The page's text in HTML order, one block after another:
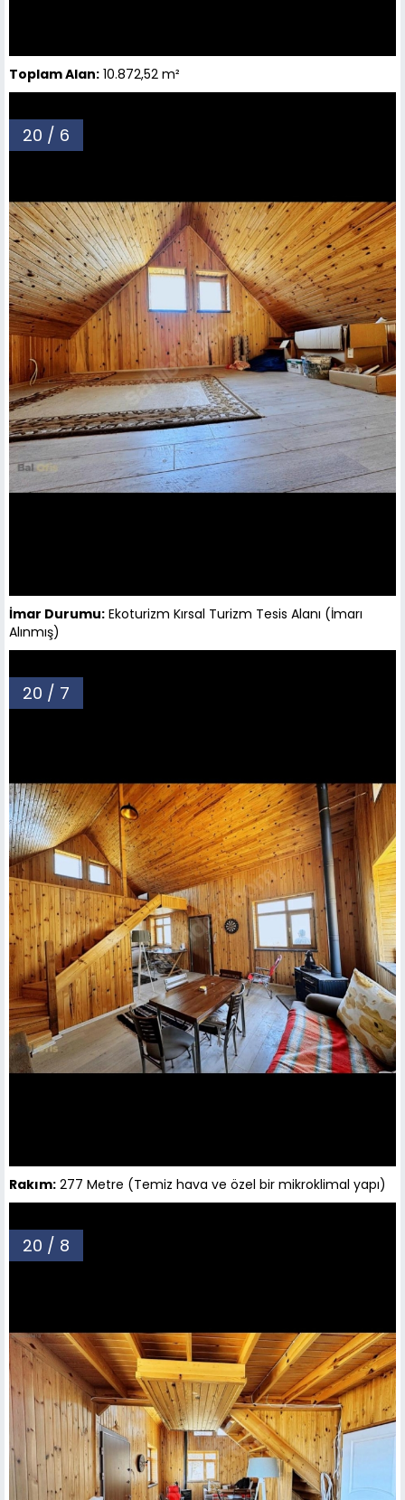
Toplam Alan: 10.872,52 m²
20 / 6
İmar Durumu: Ekoturizm Kırsal Turizm Tesis Alanı (İmarı
Alınmış)
20 / 7
Rakım: 277 Metre (Temiz hava ve özel bir mikroklimal yapı)
20 / 8